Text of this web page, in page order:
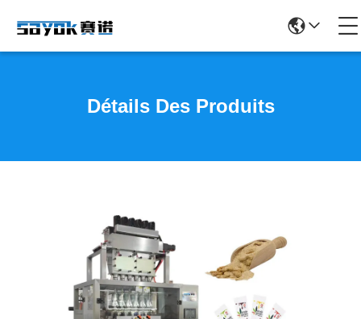
Détails Des Produits